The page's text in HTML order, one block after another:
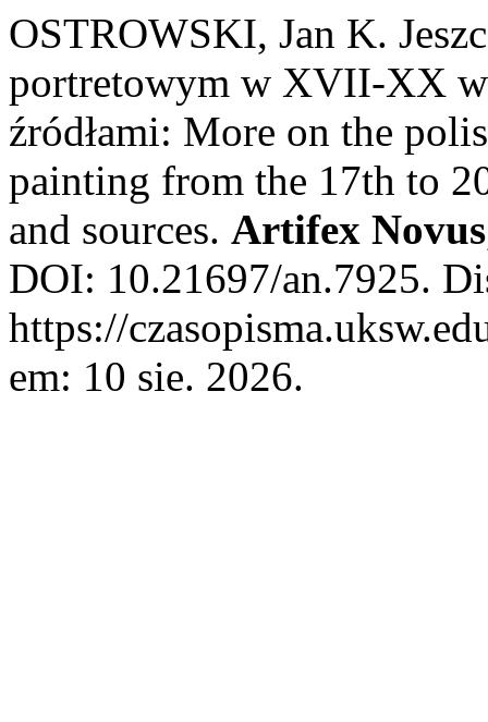
OSTROWSKI, Jan K.
portretowym w XVII-XX
źródłami: More on the
painting from the 17th to
and sources. Artifex Novus
DOI: 10.21697/an.7925.
https://
em: 10 sie. 2026.